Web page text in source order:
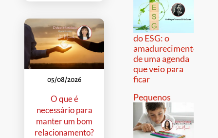
05/08/2026
O que é
necessário para
manter um bom
relacionamento?
do ESG: o
amadurecimento
de uma agenda
que veio para
ficar
Pequenos